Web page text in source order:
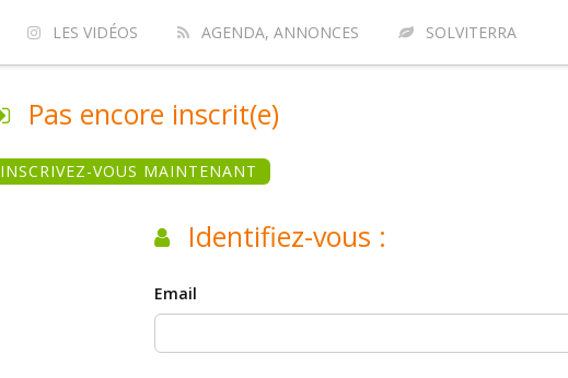
LES VIDÉOS AGENDA, ANNONCES SOLVITERRA
Pas encore inscrit(e)
INSCRIVEZ-VOUS MAINTENANT
Identifiez-vous :
Email